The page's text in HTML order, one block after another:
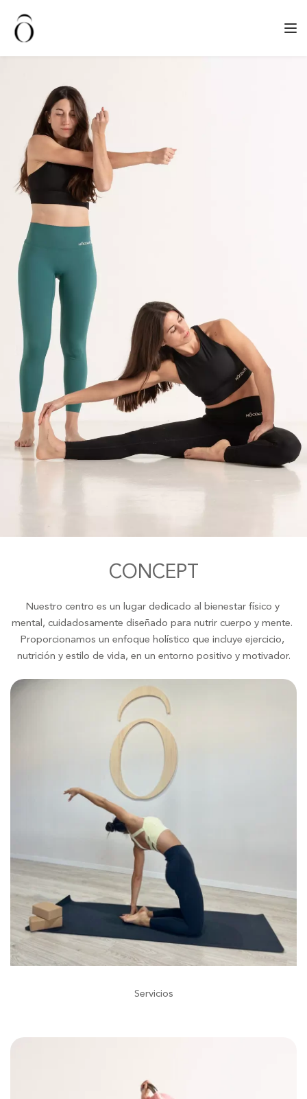
CONCEPT
Nuestro centro es un lugar dedicado al bienestar físico y
mental, cuidadosamente diseñado para nutrir cuerpo y mente.
Proporcionamos un enfoque holístico que incluye ejercicio,
nutrición y estilo de vida, en un entorno positivo y motivador.
Servicios